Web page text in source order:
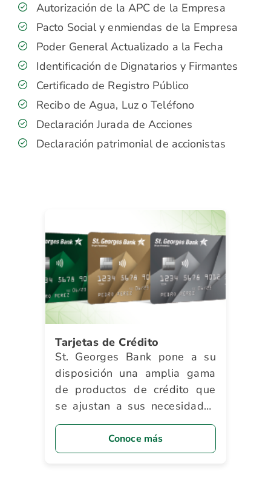
Autorización de la APC de la Empresa
Pacto Social y enmiendas de la Empresa
Poder General Actualizado a la Fecha
Identificación de Dignatarios y Firmantes
Certificado de Registro Público
Recibo de Agua, Luz o Teléfono
Declaración Jurada de Acciones
Declaración patrimonial de accionistas
Tarjetas de Crédito
St. Georges Bank pone a su
disposición una amplia gama
de productos de crédito que
se ajustan a sus necesidades
y le brindan innumerables
beneficios.Conoce más